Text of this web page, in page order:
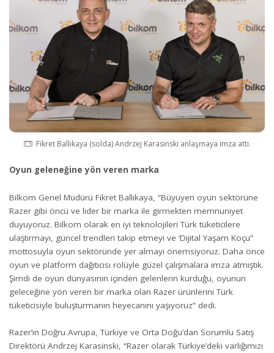
Fikret Ballıkaya (solda) Andrzej Karasinski anlaşmaya imza attı.
Oyun geleneğine yön veren marka
Bilkom Genel Müdürü Fikret Ballıkaya, “Büyüyen oyun sektörüne
Razer gibi öncü ve lider bir marka ile girmekten memnuniyet
duyuyoruz. Bilkom olarak en iyi teknolojileri Türk tüketicilere
ulaştırmayı, güncel trendleri takip etmeyi ve ‘Dijital Yaşam Koçu”
mottosuyla oyun sektöründe yer almayı önemsiyoruz. Daha önce
oyun ve platform dağıtıcısı rolüyle güzel çalışmalara imza atmıştık.
Şimdi de oyun dünyasının içinden gelenlerin kurduğu, oyunun
geleceğine yön veren bir marka olan Razer ürünlerini Türk
tüketicisiyle buluşturmanın heyecanını yaşıyoruz” dedi.
Razer’ın Doğru Avrupa, Türkiye ve Orta Doğu’dan Sorumlu Satış
Direktörü Andrzej Karasinski, “Razer olarak Türkiye’deki varlığımızı